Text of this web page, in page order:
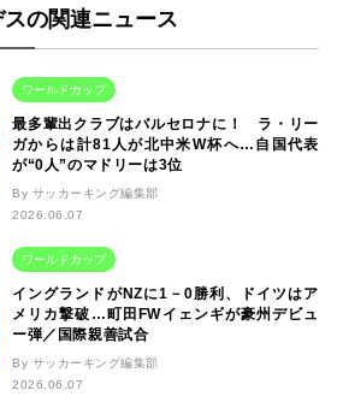
の関連ニュース
ワールドカップ
最多輩出クラブはバルセロナに！ ラ・リー
ガからは計81人が北中米W杯へ…自国代表
が“0人”のマドリーは3位
By サッカーキング編集部
2026.06.07
ワールドカップ
イングランドがNZに1－0勝利、ドイツはア
メリカ撃破…町田FWイェンギが豪州デビュ
ー弾／国際親善試合
By サッカーキング編集部
2026.06.07